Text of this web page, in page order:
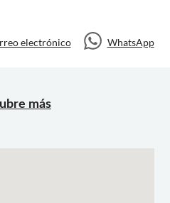
electrónico WhatsApp
más